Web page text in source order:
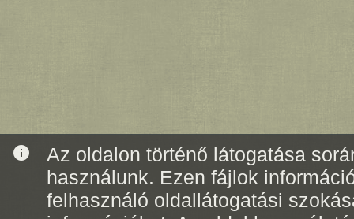
info
Az oldalon történő látogatása
használunk. Ezen fájlok
felhasználó oldallátogatási